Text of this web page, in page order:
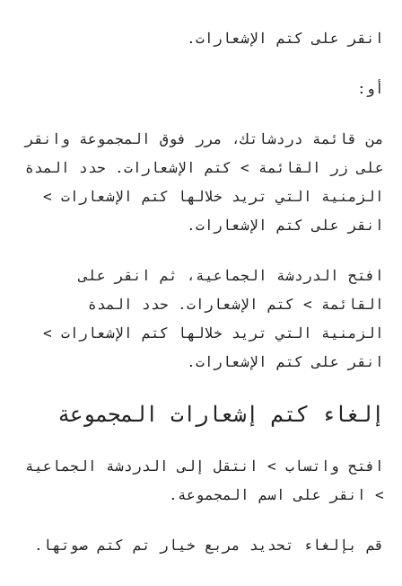
انقر على كتم الإشعارات.
أو:
من قائمة دردشاتك، مرر فوق المجموعة وانقر
على زر القائمة > كتم الإشعارات. حدد المدة
الزمنية التي تريد خلالها كتم الإشعارات >
انقر على كتم الإشعارات.
افتح الدردشة الجماعية، ثم انقر على
القائمة > كتم الإشعارات. حدد المدة
الزمنية التي تريد خلالها كتم الإشعارات >
انقر على كتم الإشعارات.
إلغاء كتم إشعارات المجموعة
افتح واتساب > انتقل إلى الدردشة الجماعية
> انقر على اسم المجموعة.
قم بإلغاء تحديد مربع خيار تم كتم صوتها.